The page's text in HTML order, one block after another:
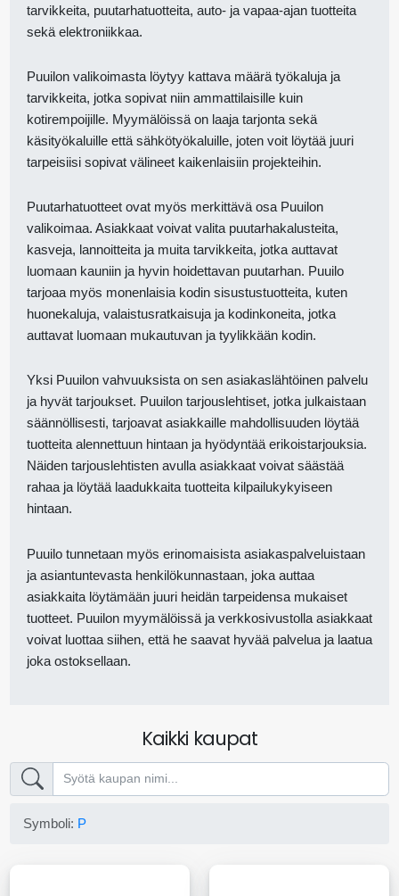
tarvikkeita, puutarhatuotteita, auto- ja vapaa-ajan tuotteita
sekä elektroniikkaa.
Puuilon valikoimasta löytyy kattava määrä työkaluja ja
tarvikkeita, jotka sopivat niin ammattilaisille kuin
kotirempoijille. Myymälöissä on laaja tarjonta sekä
käsityökaluille että sähkötyökaluille, joten voit löytää juuri
tarpeisiisi sopivat välineet kaikenlaisiin projekteihin.
Puutarhatuotteet ovat myös merkittävä osa Puuilon
valikoimaa. Asiakkaat voivat valita puutarhakalusteita,
kasveja, lannoitteita ja muita tarvikkeita, jotka auttavat
luomaan kauniin ja hyvin hoidettavan puutarhan. Puuilo
tarjoaa myös monenlaisia kodin sisustustuotteita, kuten
huonekaluja, valaistusratkaisuja ja kodinkoneita, jotka
auttavat luomaan mukautuvan ja tyylikkään kodin.
Yksi Puuilon vahvuuksista on sen asiakaslähtöinen palvelu
ja hyvät tarjoukset. Puuilon tarjouslehtiset, jotka julkaistaan
säännöllisesti, tarjoavat asiakkaille mahdollisuuden löytää
tuotteita alennettuun hintaan ja hyödyntää erikoistarjouksia.
Näiden tarjouslehtisten avulla asiakkaat voivat säästää
rahaa ja löytää laadukkaita tuotteita kilpailukykyiseen
hintaan.
Puuilo tunnetaan myös erinomaisista asiakaspalveluistaan
ja asiantuntevasta henkilökunnastaan, joka auttaa
asiakkaita löytämään juuri heidän tarpeidensa mukaiset
tuotteet. Puuilon myymälöissä ja verkkosivustolla asiakkaat
voivat luottaa siihen, että he saavat hyvää palvelua ja laatua
joka ostoksellaan.
Kaikki kaupat
Symboli: P